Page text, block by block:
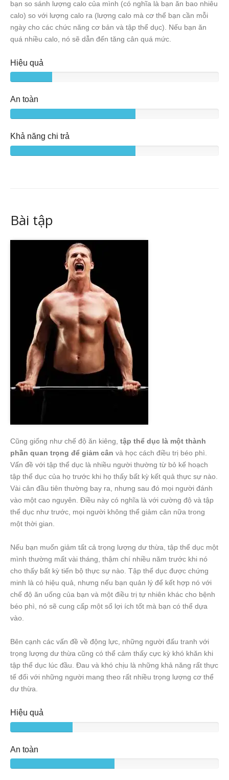
bạn so sánh lượng calo của mình (có nghĩa là bạn ăn bao nhiêu
calo) so với lượng calo ra (lượng calo mà cơ thể bạn cần mỗi
ngày cho các chức năng cơ bản và tập thể dục). Nếu bạn ăn
quá nhiều calo, nó sẽ dẫn đến tăng cân quá mức.
Hiệu quả
An toàn
Khả năng chi trả
Bài tập
Cũng giống như chế độ ăn kiêng, tập thể dục là một thành
phần quan trọng để giảm cân và học cách điều trị béo phì.
Vấn đề với tập thể dục là nhiều người thường từ bỏ kế hoạch
tập thể dục của họ trước khi họ thấy bất kỳ kết quả thực sự nào.
Vài cân đầu tiên thường bay ra, nhưng sau đó mọi người đánh
vào một cao nguyên. Điều này có nghĩa là với cường độ và tập
thể dục như trước, mọi người không thể giảm cân nữa trong
một thời gian.
Nếu bạn muốn giảm tất cả trọng lượng dư thừa, tập thể dục một
mình thường mất vài tháng, thậm chí nhiều năm trước khi nó
cho thấy bất kỳ tiến bộ thực sự nào. Tập thể dục được chứng
minh là có hiệu quả, nhưng nếu bạn quản lý để kết hợp nó với
chế độ ăn uống của bạn và một điều trị tự nhiên khác cho bệnh
béo phì, nó sẽ cung cấp một số lợi ích tốt mà bạn có thể dựa
vào.
Bên cạnh các vấn đề về động lực, những người đấu tranh với
trọng lượng dư thừa cũng có thể cảm thấy cực kỳ khó khăn khi
tập thể dục lúc đầu. Đau và khó chịu là những khả năng rất thực
tế đối với những người mang theo rất nhiều trọng lượng cơ thể
dư thừa.
Hiệu quả
An toàn